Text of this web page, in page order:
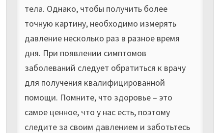
тела. Однако, чтобы получить более
точную картину, необходимо измерять
давление несколько раз в разное время
дня. При появлении симптомов
заболеваний следует обратиться к врачу
для получения квалифицированной
помощи. Помните, что здоровье – это
самое ценное, что у нас есть, поэтому
следите за своим давлением и заботьтесь